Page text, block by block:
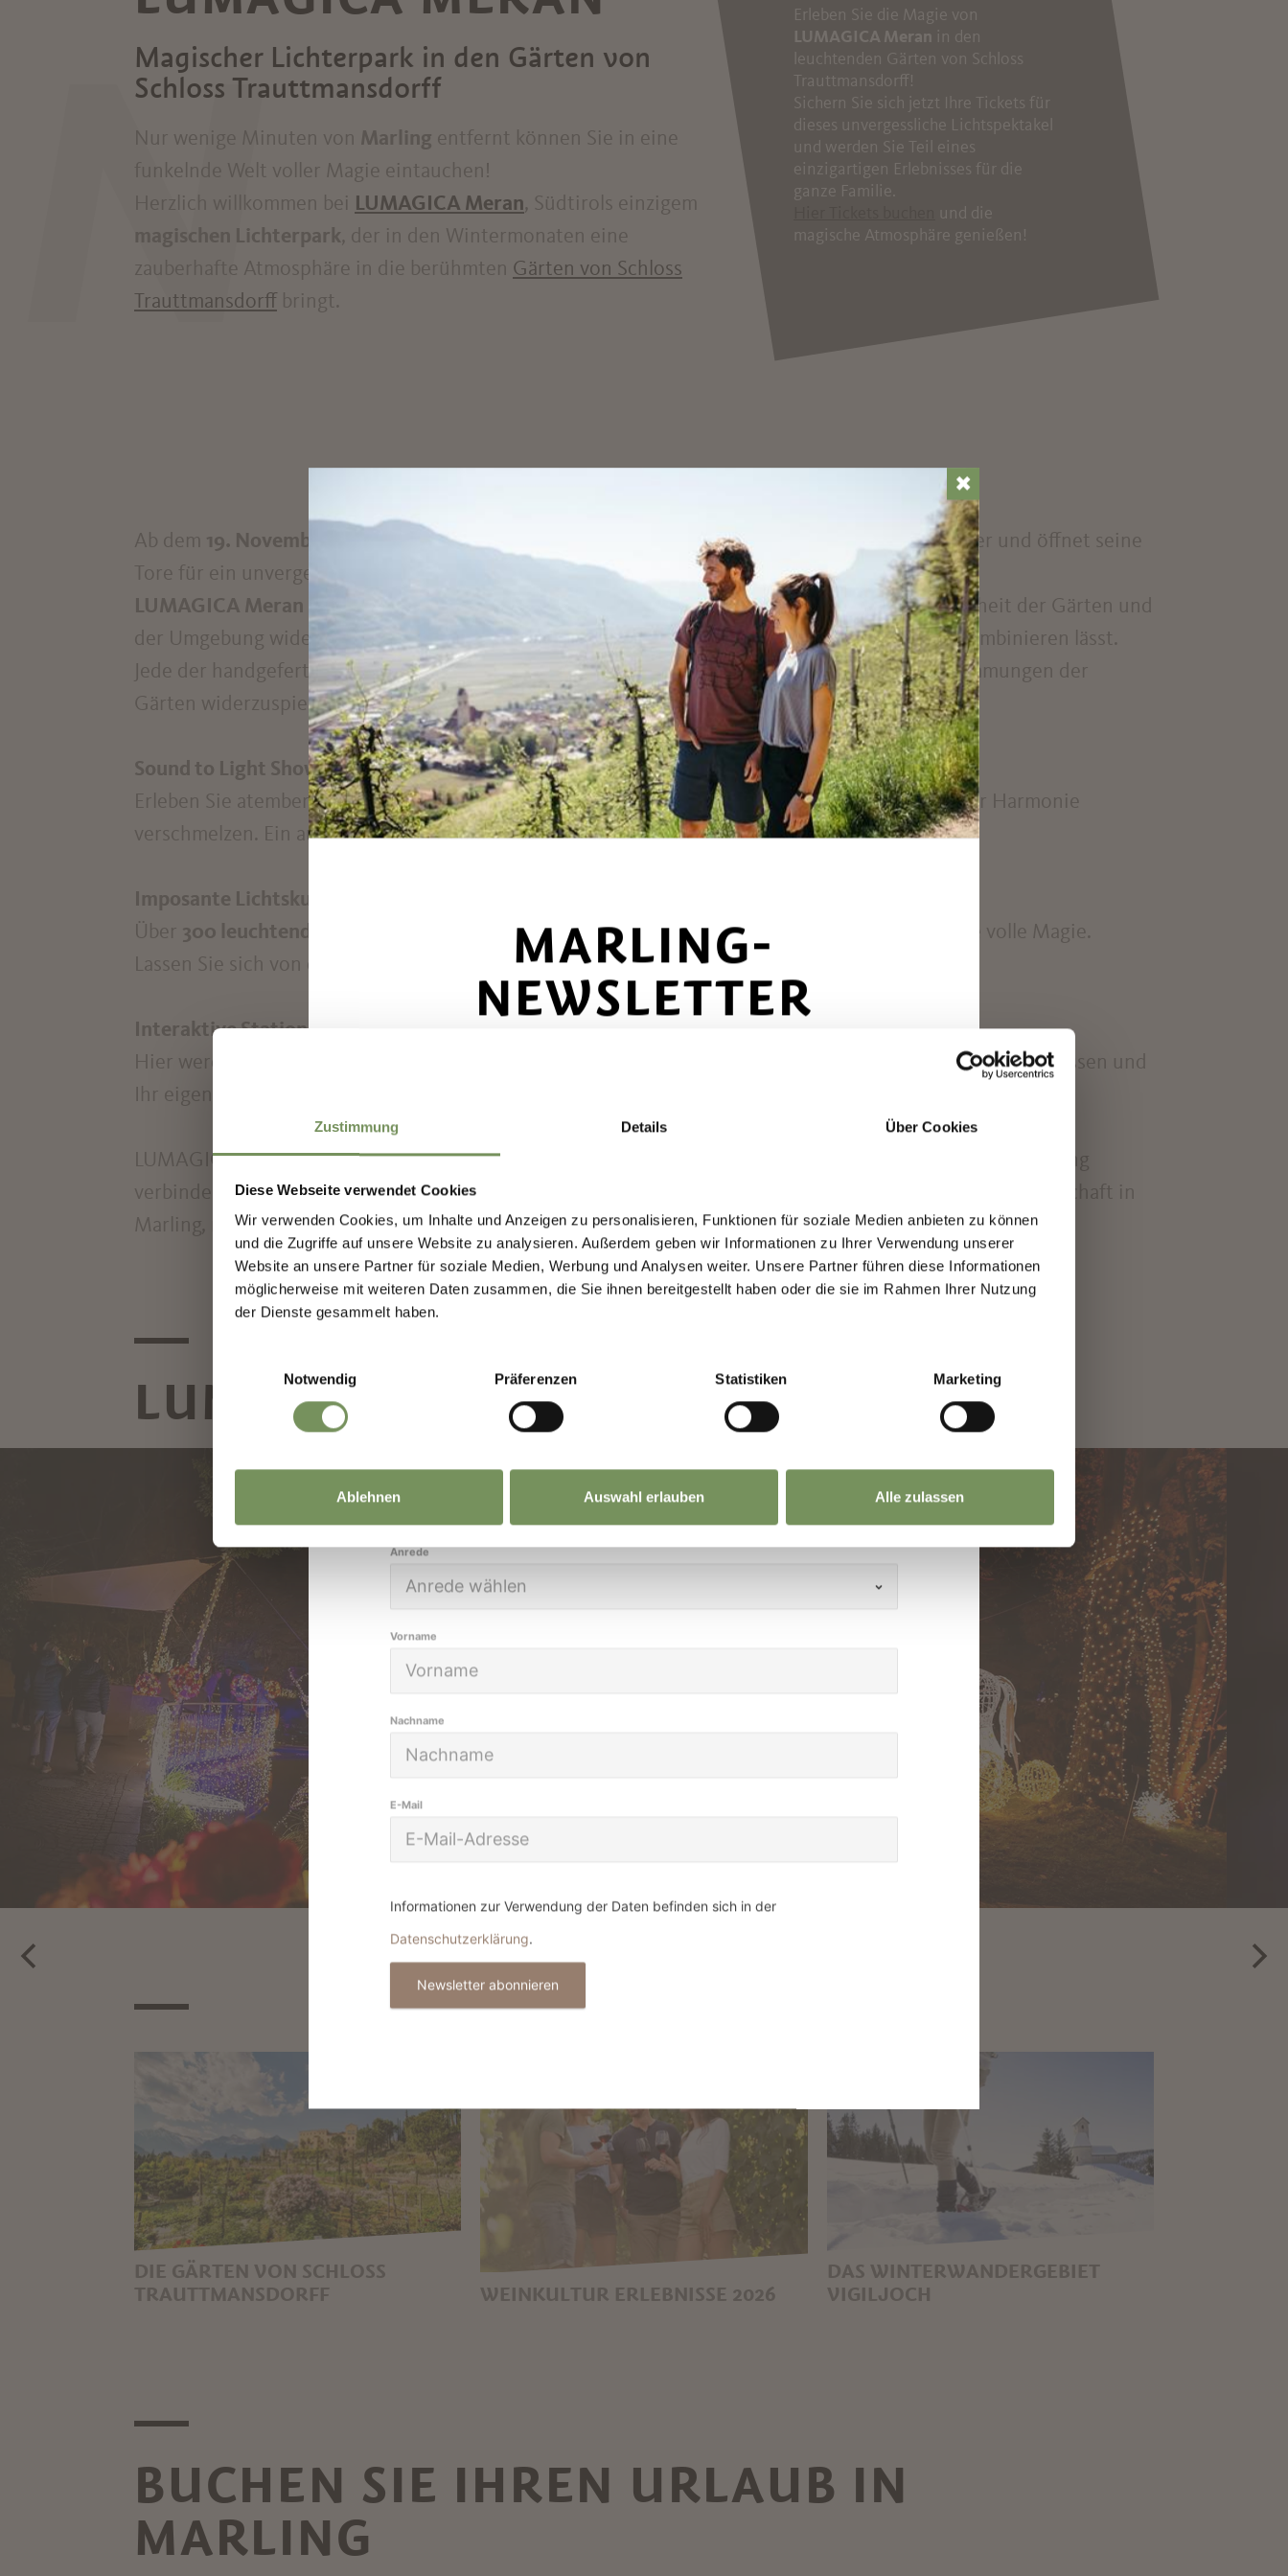
Zustimmung Details Über Cookies
Diese Webseite verwendet Cookies
Wir verwenden Cookies, um Inhalte und Anzeigen zu personalisieren, Funktionen für soziale Medien anbieten zu können
und die Zugriffe auf unsere Website zu analysieren. Außerdem geben wir Informationen zu Ihrer Verwendung unserer
Website an unsere Partner für soziale Medien, Werbung und Analysen weiter. Unsere Partner führen diese Informationen
möglicherweise mit weiteren Daten zusammen, die Sie ihnen bereitgestellt haben oder die sie im Rahmen Ihrer Nutzung
der Dienste gesammelt haben.
Notwendig
Präferenzen Statistiken Marketing
Ablehnen Auswahl erlauben Alle zulassen
Magischer Lichterpark in den Gärten von
Schloss Trauttmansdorff
N
Nur wenige Minuten von Marling entfernt können Sie in eine
funkelnde Welt voller Magie eintauchen!
Herzlich willkommen bei LUMAGICA Meran, Südtirols einzigem
magischen Lichterpark, der in den Wintermonaten eine
zauberhafte Atmosphäre in die berühmten Gärten von Schloss
Trauttmansdorff bringt.
Erleben Sie die Magie von
LUMAGICA Meran
in den
leuchtenden Gärten von Schloss
Trauttmansdorff!
Sichern Sie sich jetzt Ihre Tickets für
dieses unvergessliche Lichtspektakel
und werden Sie Teil eines
einzigartigen Erlebnisses für die
ganze Familie.
und die
magische Atmosphäre genießen!
Ab dem 19. November 2026
verwandelt sich der botanische Garten in ein funkelndes Lichtermeer und öffnet seine
Tore für ein unvergessliches Erlebnis.
LUMAGICA Meran führt Sie durch kunstvoll inszenierte Lichtwelten, die die einzigartige Schönheit der Gärten und
der Umgebung widerspiegeln – ein Erlebnis, das sich perfekt mit einem Aufenthalt in Marling kombinieren lässt.
Jede der handgefertigten Lichtinstallationen wurde speziell entworfen, um die Themen und Stimmungen der
Gärten widerzuspiegeln – ein Spektakel, das Jung und Alt gleichermaßen verzaubert.
Sound to Light Show
Erleben Sie atemberaubende Shows, bei denen Wasser, Laser, Licht und Soundeffekte in perfekter Harmonie
verschmelzen. Ein audiovisuelles Erlebnis, das Sie staunen lässt.
Imposante Lichtskulpturen
Über 300 leuchtende Objekte
säumen den Weg und entfalten bei Einbruch der Dämmerung ihre volle Magie.
Lassen Sie sich von diesem faszinierenden Spiel aus Licht und Schatten verzaubern.
Interaktive Stationen
Hier werden Sie selbst Teil der Magie! An zahlreichen interaktiven Stationen können Sie das Licht beeinflussen und
Ihr eigenes Lichterlebnis gestalten.
LUMAGICA Meran – ein Highlight für die ganze Familie, das sich wunderbar mit einem Aufenthalt in Marling
verbinden lässt. Besuchen Sie die Lichterpracht und genießen Sie anschließend die Ruhe und Gastfreundschaft in
Marling, nur einen Katzensprung entfernt.
LUMAGICA LICHTERPARK
DIE GÄRTEN VON SCHLOSS
TRAUTTMANSDORFF
WEINKULTUR ERLEBNISSE 2026
DAS WINTERWANDERGEBIET
VIGILJOCH
BUCHEN SIE IHREN URLAUB IN
MARLING
✖
MARLING-
NEWSLETTER
Veranstaltungen und versteckte Tipps für den nächsten
Besuch in Marling informiert wird!
👉 Jetzt anmelden und
Deine Daten sind bei uns sicher. Jederzeit abmeldbar.
Anrede
Vorname
Nachname
E-Mail
Informationen zur Verwendung der Daten befinden sich in der
Datenschutzerklärung.
Newsletter abonnieren